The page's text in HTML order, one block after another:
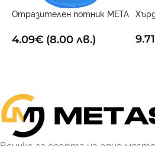
Отразителен потник META
4.09€ (8.00 лв.) 9.71